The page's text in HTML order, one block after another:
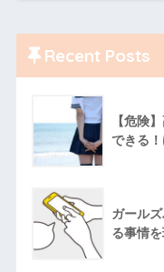
Recent Posts
【危険
できる！
ガール
る事情